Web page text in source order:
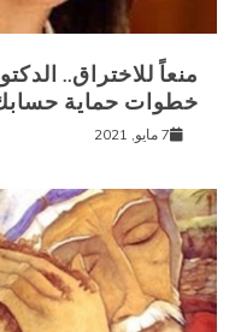
منعاً للاختراق..
خطوات حماية
7 مايو, 2021